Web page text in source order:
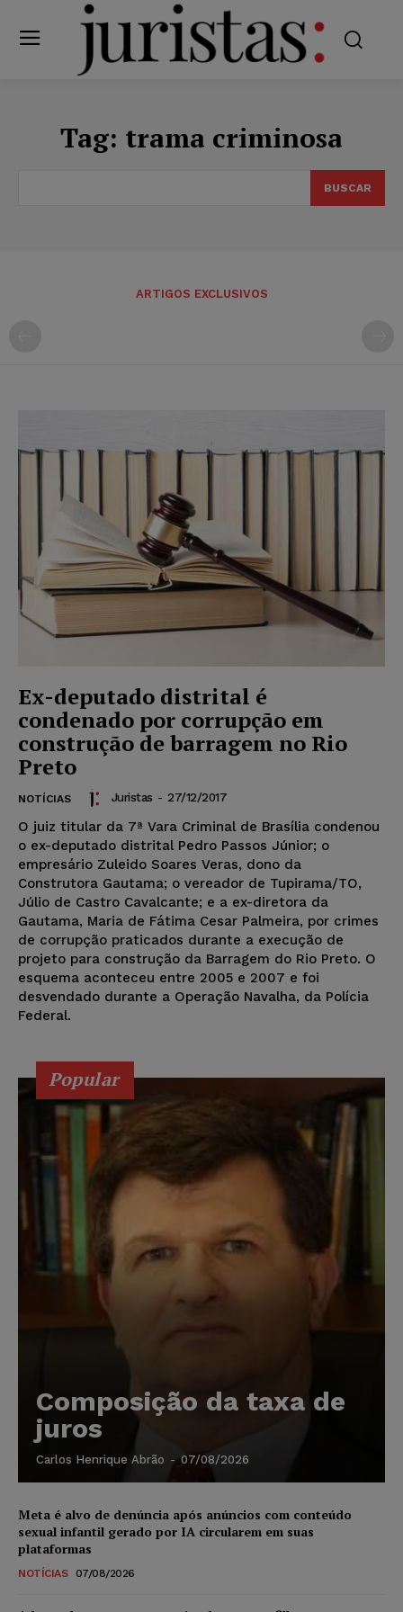
Tag: trama criminosa
BUSCAR
ARTIGOS EXCLUSIVOS
Ex-deputado distrital é
condenado por corrupção em
construção de barragem no Rio
Preto
NOTÍCIAS Juristas - 27/12/2017
O juiz titular da 7ª Vara Criminal de Brasília condenou
o ex-deputado distrital Pedro Passos Júnior; o
empresário Zuleido Soares Veras, dono da
Construtora Gautama; o vereador de Tupirama/TO,
Júlio de Castro Cavalcante; e a ex-diretora da
Gautama, Maria de Fátima Cesar Palmeira, por crimes
de corrupção praticados durante a execução de
projeto para construção da Barragem do Rio Preto. O
esquema aconteceu entre 2005 e 2007 e foi
desvendado durante a Operação Navalha, da Polícia
Federal.
Popular
Composição da taxa de
juros
Carlos Henrique Abrão - 07/08/2026
Meta é alvo de denúncia após anúncios com conteúdo
sexual infantil gerado por IA circularem em suas
plataformas
NOTÍCIAS 07/08/2026